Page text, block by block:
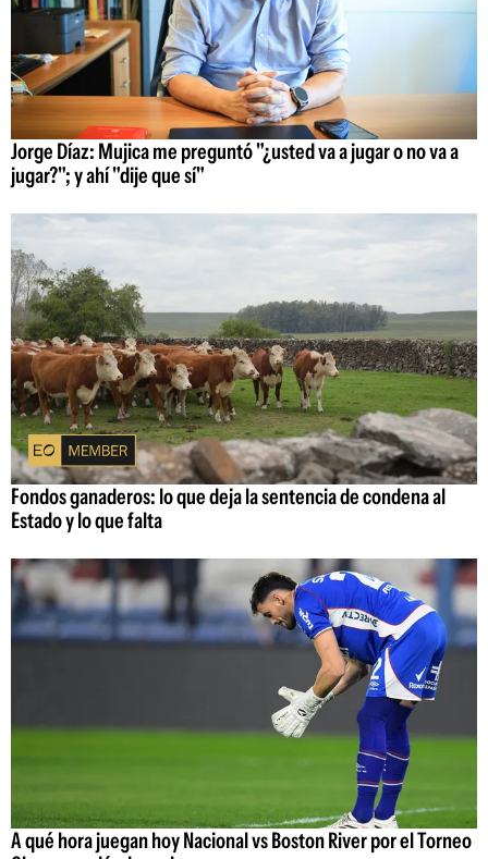
Jorge Díaz: Mujica me preguntó "¿usted va a jugar o no va a
jugar?"; y ahí "dije que sí"
Fondos ganaderos: lo que deja la sentencia de condena al
Estado y lo que falta
A qué hora juegan hoy Nacional vs Boston River por el Torneo